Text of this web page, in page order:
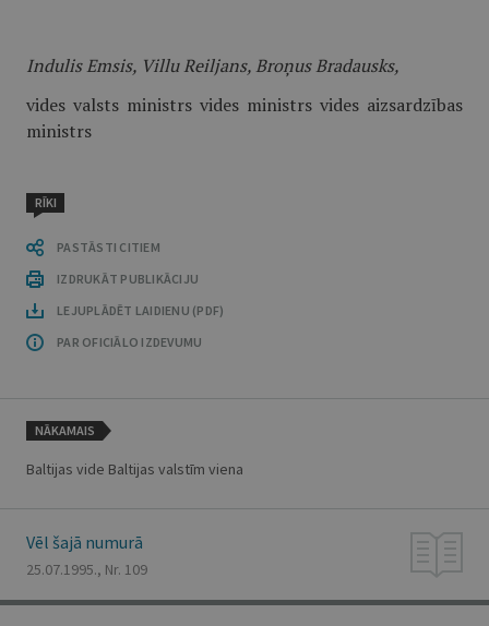
Indulis Emsis, Villu Reiljans, Broņus Bradausks,
vides valsts ministrs vides ministrs vides aizsardzības
ministrs
RĪKI
PASTĀSTI CITIEM
IZDRUKĀT PUBLIKĀCIJU
LEJUPLĀDĒT LAIDIENU (PDF)
PAR OFICIĀLO IZDEVUMU
NĀKAMAIS
Baltijas vide Baltijas valstīm viena
Vēl šajā numurā
25.07.1995., Nr. 109